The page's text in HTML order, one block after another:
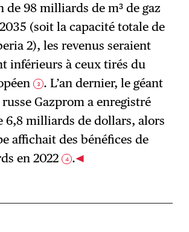
de 98 milliards de m³ de gaz
(soit la capacité totale de
2), les revenus seraient
inférieurs à ceux tirés du
3 . L’an dernier, le géant
Gazprom a enregistré
6,8 milliards de dollars, alors
affichait des bénéfices de
en 2022 4 .